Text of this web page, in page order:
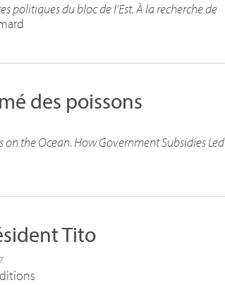
politiques du bloc de l’Est. À la recherche de
des poissons
on the Ocean. How Government Subsidies Led
Tito